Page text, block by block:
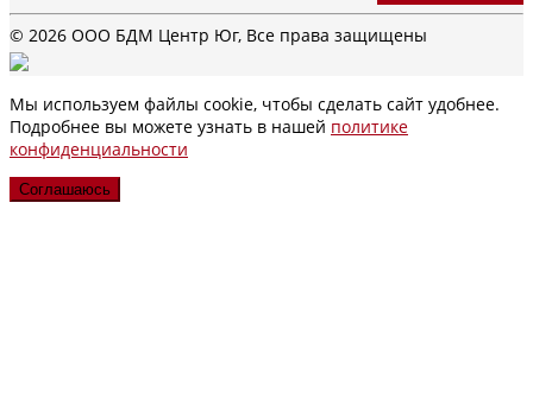
© 2026 ООО БДМ Центр Юг, Все права защищены
Мы используем файлы cookie, чтобы сделать сайт удобнее.
Подробнее вы можете узнать в нашей политике
конфиденциальности
Соглашаюсь